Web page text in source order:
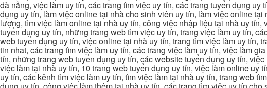
đà nẵng, việc làm uy tín, các trang tìm việc uy tín, các trang tuyển dụng
dụng uy tín, làm việc online tại nhà cho sinh viên uy tín, làm việc online
lượng, tìm việc làm online tại nhà uy tín, công việc nhập liệu tại nhà uy
tuyển dụng uy tín, những trang web tìm việc uy tín, trang việc làm uy tín,
web tuyển dụng uy tín, việc online tại nhà uy tín, trang tìm việc làm uy tín,
tin nhat, các trang tìm việc làm uy tín, các trang việc làm uy tín, việc làm
tín, những trang web tuyển dụng uy tín, các website tuyển dụng uy tín,
việc làm tại nhà uy tín, 10 trang web tuyển dụng uy tín, việc làm online
uy tín, các kênh tìm việc làm uy tín, tìm việc làm tại nhà uy tín, trang web